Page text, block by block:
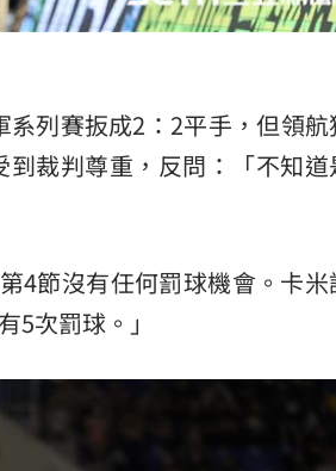
系列賽扳成2：2平手，但領
裁判尊重，反問：「不知道
4節沒有任何罰球機會。卡米
5次罰球。」